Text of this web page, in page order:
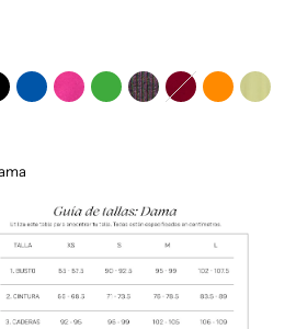
AzulinoFucsiaVerde Claro
Charcoal
Vino Naranja